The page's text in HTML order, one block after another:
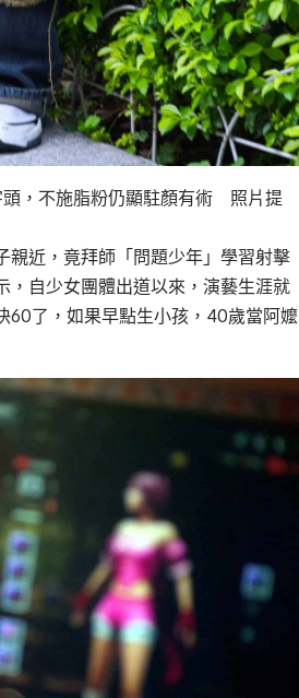
頭，不施脂粉仍顯駐顏有術 照片提
近，竟拜師「問題少年」學習射擊
，自少女團體出道以來，演藝生涯就
60了，如果早點生小孩，40歲當阿嬤